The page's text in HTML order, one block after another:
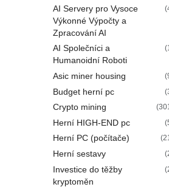
AI Servery pro Vysoce
Výkonné Výpočty a
Zpracování AI
AI Společníci a
Humanoidní Roboti
Asic miner housing
Budget herní pc
Crypto mining
Herní HIGH-END pc
Herní PC (počítače)
Herní sestavy
Investice do těžby
kryptoměn